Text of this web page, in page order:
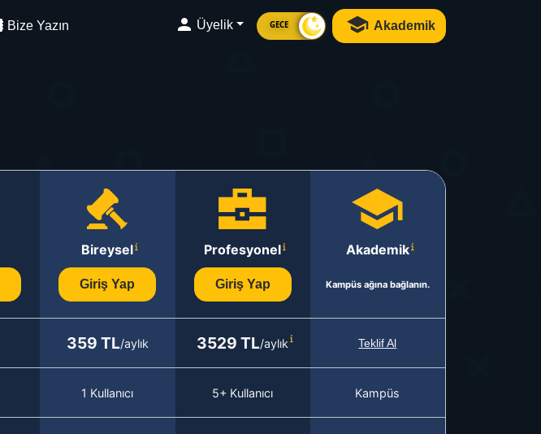
Bize Yazın Üyelik GECE Akademik
Bireysel
Giriş Yap
Profesyonel
Giriş Yap
Akademik
Kampüs ağına bağlanın.
359 TL/aylık 3529 TL/aylık Teklif Al
1 Kullanıcı 5+ Kullanıcı Kampüs